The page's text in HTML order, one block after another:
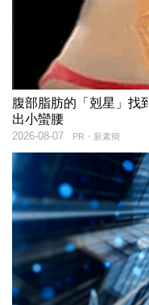
腹部脂肪的「剋星」找
出小蠻腰
PR・新素簡
2026-08-07